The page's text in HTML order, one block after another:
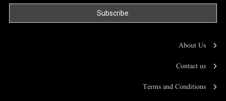
About Us
Contact us
Terms and Conditions